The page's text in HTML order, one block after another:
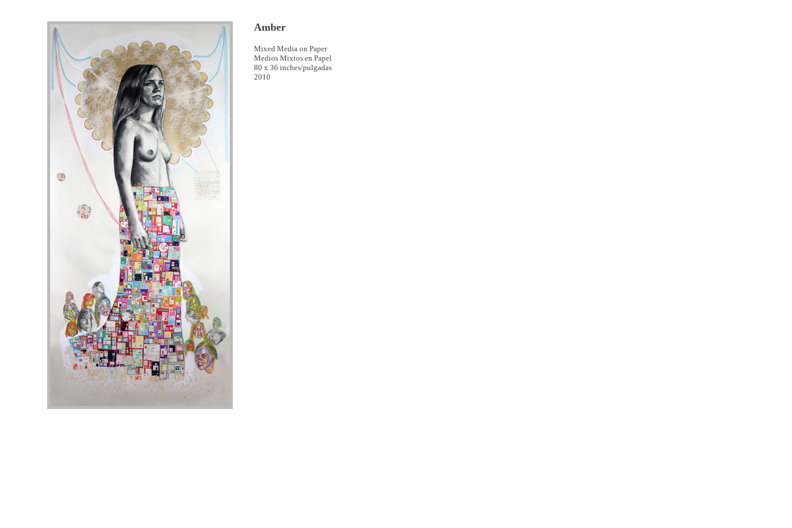
Amber
Mixed Media on Paper
Medios Mixtos en Papel
80 x 36 inches/pulgadas
2010